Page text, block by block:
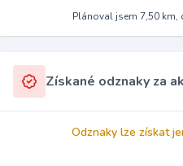
Plánoval jsem 7,50 km,
Získané odznaky za
Odznaky lze získat